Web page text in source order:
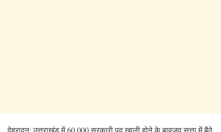
देहरादून: उत्तराखंड में 60,000 सरकारी पद खाली होने के बावजूद सत्ता में बैठे